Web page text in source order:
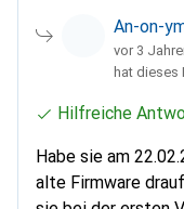
An-on-
vor 3
hat dieses
Hilfreiche
Habe sie am
alte Firmware